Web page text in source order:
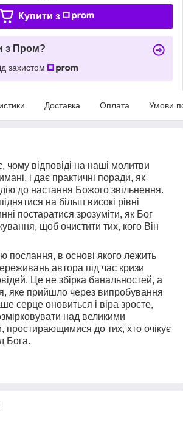
Купити з
з Пром?
захистом
Доставка Оплата Умови
чому відповіді на наші молитви
і дає практичні поради, як
до настання Божого звільнення.
на більш високі рівні
постаратися зрозуміти, як Бог
щоб очистити тих, кого Він
послання, в основі якого лежить
автора під час кризи
Це не збірка банальностей, а
яке прийшло через випробування
серце оновиться і віра зросте,
над великими
простирающимися до тих, хто очікує
Бога.